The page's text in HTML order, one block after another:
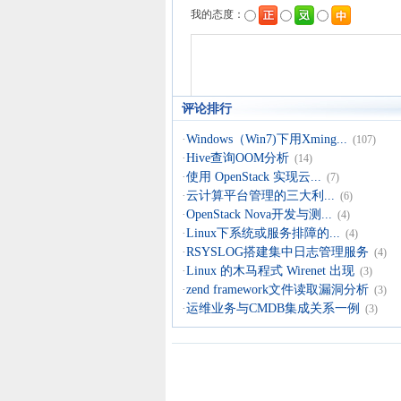
评论排行
·Windows（Win7)下用Xming... (107)
·Hive查询OOM分析 (14)
·使用 OpenStack 实现云... (7)
·云计算平台管理的三大利... (6)
·OpenStack Nova开发与测... (4)
·Linux下系统或服务排障的... (4)
·RSYSLOG搭建集中日志管理服务 (4)
·Linux 的木马程式 Wirenet 出现 (3)
·zend framework文件读取漏洞分析 (3)
·运维业务与CMDB集成关系一例 (3)